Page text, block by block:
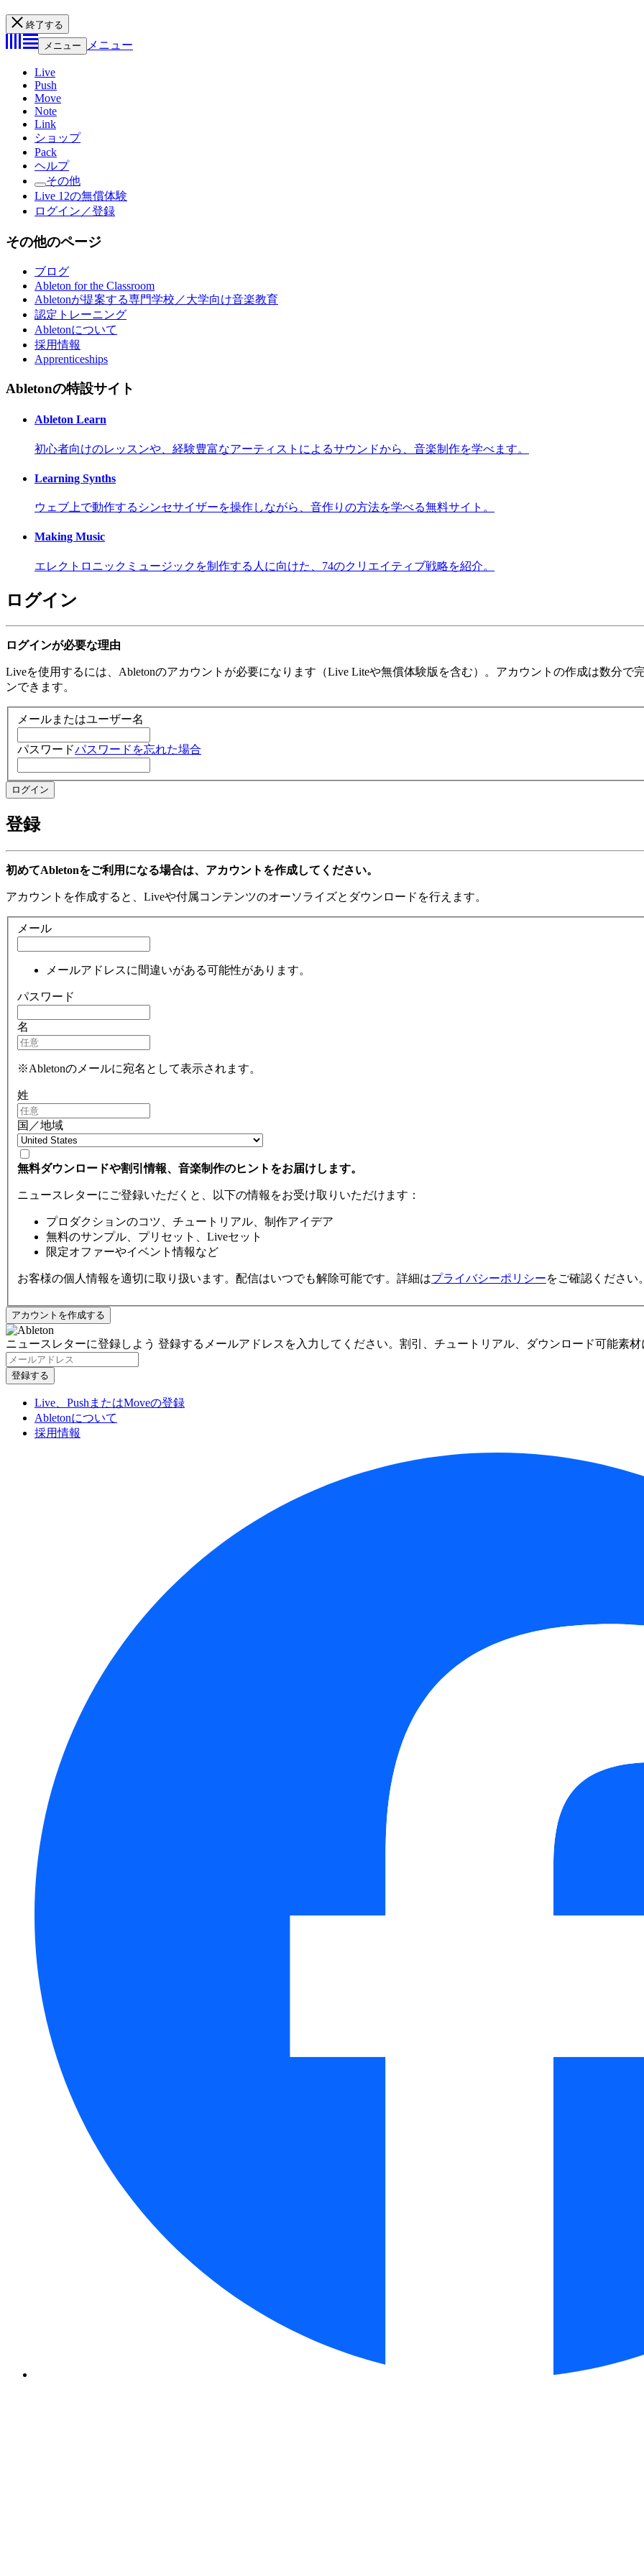
終了する
メニュー
メニュー
Live
Push
Move
Note
Link
ショップ
Pack
ヘルプ
その他
Live 12の無償体験
ログイン／登録
その他のページ
ブログ
Ableton for the Classroom
Abletonが提案する専門学校／大学向け音楽教育
認定トレーニング
Abletonについて
採用情報
Apprenticeships
Abletonの特設サイト
Ableton Learn
初心者向けのレッスンや、経験豊富なアーティストによるサウンドから、音楽制作を学べます。
Learning Synths
ウェブ上で動作するシンセサイザーを操作しながら、音作りの方法を学べる無料サイト。
Making Music
エレクトロニックミュージックを制作する人に向けた、74のクリエイティブ戦略を紹介。
ログイン
ログインが必要な理由
Liveを使用するには、Abletonのアカウントが必要になります（Live Liteや無償体験版を含む）。アカウントの作成は数分
ンできます。
メールまたはユーザー名
パスワードパスワードを忘れた場合
登録
初めてAbletonをご利用になる場合は、アカウントを作成してください。
アカウントを作成すると、Liveや付属コンテンツのオーソライズとダウンロードを行えます。
メール
メールアドレスに間違いがある可能性があります。
パスワード
名
※Abletonのメールに宛名として表示されます。
姓
国／地域
無料ダウンロードや割引情報、音楽制作のヒントをお届けします。
ニュースレターにご登録いただくと、以下の情報をお受け取りいただけます：
プロダクションのコツ、チュートリアル、制作アイデア
無料のサンプル、プリセット、Liveセット
限定オファーやイベント情報など
お客様の個人情報を適切に取り扱います。配信はいつでも解除可能です。詳細はプライバシーポリシーをご確認ください
ニュースレターに登録しよう 登録するメールアドレスを入力してください。割引、チュートリアル、ダウンロード可能素
Live、PushまたはMoveの登録
Abletonについて
採用情報